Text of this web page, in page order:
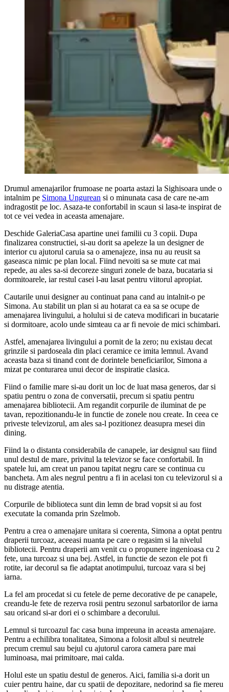
Drumul amenajarilor frumoase ne poarta astazi la Sighisoara unde o
intalnim pe Simona Ungurean si o minunata casa de care ne-am
indragostit pe loc. Asaza-te confortabil in scaun si lasa-te inspirat de
tot ce vei vedea in aceasta amenajare.
Deschide GaleriaCasa apartine unei familii cu 3 copii. Dupa
finalizarea constructiei, si-au dorit sa apeleze la un designer de
interior cu ajutorul caruia sa o amenajeze, insa nu au reusit sa
gaseasca nimic pe plan local. Fiind nevoiti sa se mute cat mai
repede, au ales sa-si decoreze singuri zonele de baza, bucataria si
dormitoarele, iar restul casei l-au lasat pentru viitorul apropiat.
Cautarile unui designer au continuat pana cand au intalnit-o pe
Simona. Au stabilit un plan si au hotarat ca ea sa se ocupe de
amenajarea livingului, a holului si de cateva modificari in bucatarie
si dormitoare, acolo unde simteau ca ar fi nevoie de mici schimbari.
Astfel, amenajarea livingului a pornit de la zero; nu existau decat
grinzile si pardoseala din placi ceramice ce imita lemnul. Avand
aceasta baza si tinand cont de dorintele beneficiarilor, Simona a
mizat pe conturarea unui decor de inspiratie clasica.
Fiind o familie mare si-au dorit un loc de luat masa generos, dar si
spatiu pentru o zona de conversatii, precum si spatiu pentru
amenajarea bibliotecii. Am regandit corpurile de iluminat de pe
tavan, repozitionandu-le in functie de zonele nou create. In ceea ce
priveste televizorul, am ales sa-l pozitionez deasupra mesei din
dining.
Fiind la o distanta considerabila de canapele, iar designul sau fiind
unul destul de mare, privitul la televizor se face confortabil. In
spatele lui, am creat un panou tapitat negru care se continua cu
bancheta. Am ales negrul pentru a fi in acelasi ton cu televizorul si a
nu distrage atentia.
Corpurile de biblioteca sunt din lemn de brad vopsit si au fost
executate la comanda prin Szelmob.
Pentru a crea o amenajare unitara si coerenta, Simona a optat pentru
draperii turcoaz, aceeasi nuanta pe care o regasim si la nivelul
bibliotecii. Pentru draperii am venit cu o propunere ingenioasa cu 2
fete, una turcoaz si una bej. Astfel, in functie de sezon ele pot fi
rotite, iar decorul sa fie adaptat anotimpului, turcoaz vara si bej
iarna.
La fel am procedat si cu fetele de perne decorative de pe canapele,
creandu-le fete de rezerva rosii pentru sezonul sarbatorilor de iarna
sau oricand si-ar dori ei o schimbare a decorului.
Lemnul si turcoazul fac casa buna impreuna in aceasta amenajare.
Pentru a echilibra tonalitatea, Simona a folosit albul si neutrele
precum cremul sau bejul cu ajutorul carora camera pare mai
luminoasa, mai primitoare, mai calda.
Holul este un spatiu destul de generos. Aici, familia si-a dorit un
cuier pentru haine, dar cu spatii de depozitare, nedorind sa fie mereu